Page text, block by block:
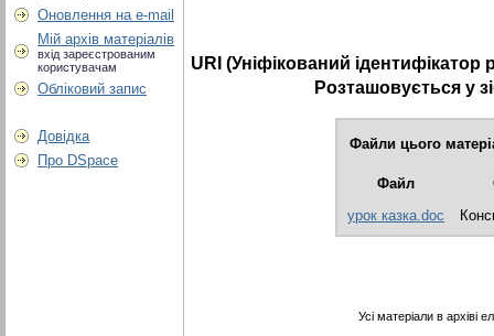
Оновлення на e-mail
Мій архів матеріалів
вхід зареєстрованим
користувачам
Обліковий запис
Довідка
Про DSpace
URI (Уніфікований ідентифікатор
Розташовується у
Файли цього
Файл
урок казка.doc
Усі матеріали в архіві